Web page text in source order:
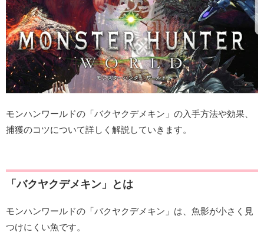
モンハンワールドの「バクヤクデメキン」の入手方法や効果、
捕獲のコツについて詳しく解説していきます。
「バクヤクデメキン」とは
モンハンワールドの「バクヤクデメキン」は、魚影が小さく見
つけにくい魚です。